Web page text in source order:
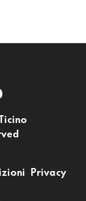
Privacy